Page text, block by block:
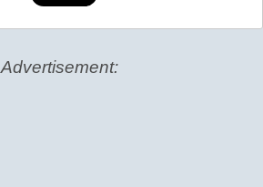
Advertisement: